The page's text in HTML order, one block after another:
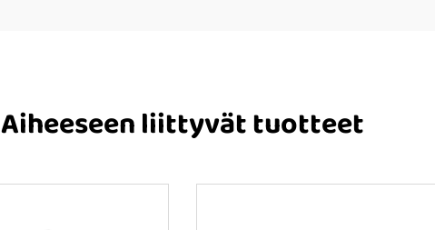
Aiheeseen liittyvät tuotteet